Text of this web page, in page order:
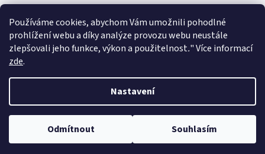
Používáme cookies, abychom Vám umožnili pohodlné
prohlížení webu a díky analýze provozu webu neustále
zlepšovali jeho funkce, výkon a použitelnost."Více informací
zde.
Nastavení
Odmítnout Souhlasím
Copyright 2026E-shop AQUAZORBING.CZ. Všechna práva
vyhrazena.
Upravit nastavení cookies